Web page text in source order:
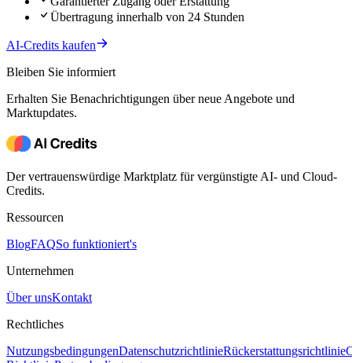
Übertragung innerhalb von 24 Stunden
AI-Credits kaufen
Bleiben Sie informiert
Erhalten Sie Benachrichtigungen über neue Angebote und
Marktupdates.
Der vertrauenswürdige Marktplatz für vergünstigte AI- und Cloud-
Credits.
Ressourcen
BlogFAQSo funktioniert's
Unternehmen
Über unsKontakt
Rechtliches
NutzungsbedingungenDatenschutzrichtlinieRückerstattungsrichtlinie